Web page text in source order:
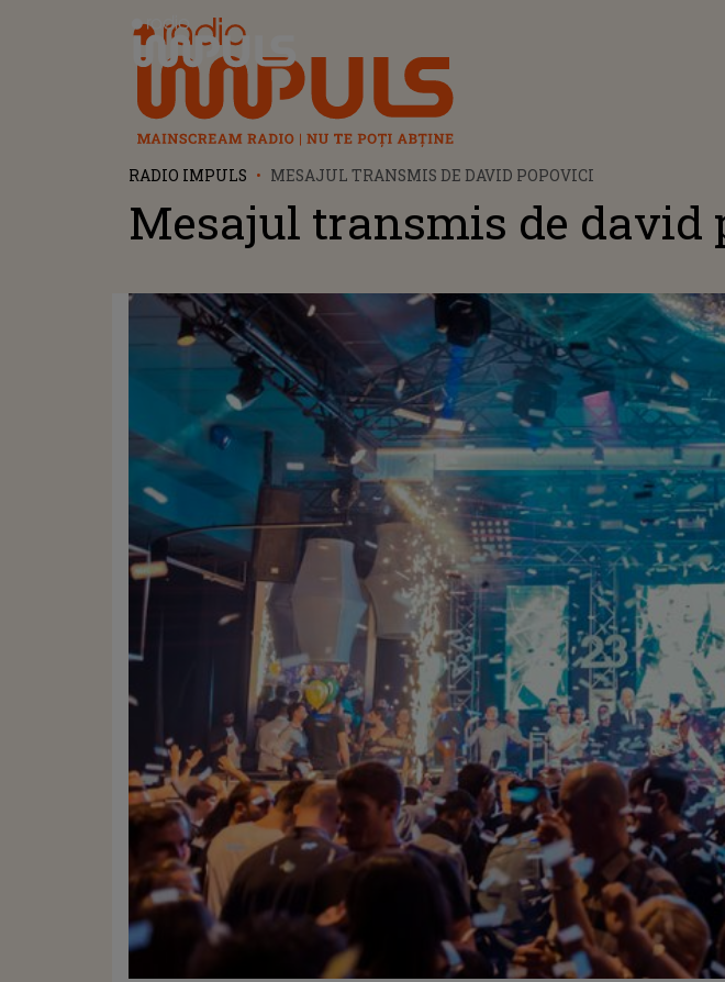
Radio Impuls
RADIO IMPULS MESAJUL TRANSMIS DE DAVID POPOVICI
Mesajul transmis de david